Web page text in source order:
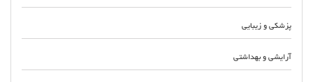
پزشکی و زیبایی
آرایشی و بهداشتی